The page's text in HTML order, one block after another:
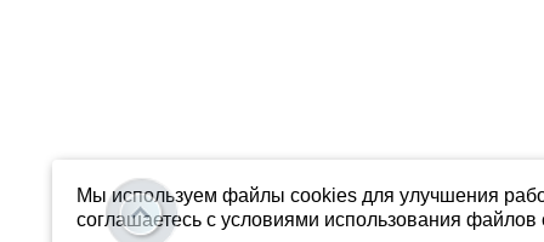
Мы используем файлы cookies для улучшения
соглашаетесь с условиями использования файлов